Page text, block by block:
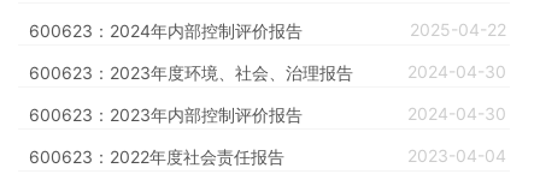
2025-04-22
600623：2024年内部控制评价报告
2024-04-30
600623：2023年度环境、社会、治理报告
2024-04-30
600623：2023年内部控制评价报告
2023-04-04
600623：2022年度社会责任报告